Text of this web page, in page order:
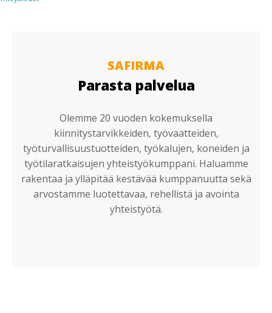
SAFIRMA
Parasta palvelua
Olemme 20 vuoden kokemuksella
kiinnitystarvikkeiden, työvaatteiden,
työturvallisuustuotteiden, työkalujen, koneiden ja
työtilaratkaisujen yhteistyökumppani. Haluamme
rakentaa ja ylläpitää kestävää kumppanuutta sekä
arvostamme luotettavaa, rehellistä ja avointa
yhteistyötä.